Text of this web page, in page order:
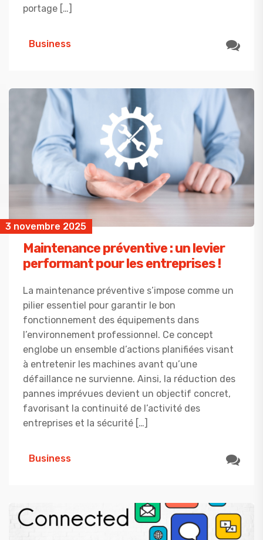
portage […]
Business
3 novembre 2025
Maintenance préventive : un levier
performant pour les entreprises !
La maintenance préventive s’impose comme un
pilier essentiel pour garantir le bon
fonctionnement des équipements dans
l’environnement professionnel. Ce concept
englobe un ensemble d’actions planifiées visant
à entretenir les machines avant qu’une
défaillance ne survienne. Ainsi, la réduction des
pannes imprévues devient un objectif concret,
favorisant la continuité de l’activité des
entreprises et la sécurité […]
Business